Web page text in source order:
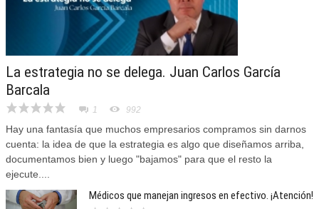
La estrategia no se delega. Juan Carlos García
Barcala
1 992
Hay una fantasía que muchos empresarios compramos sin darnos
cuenta: la idea de que la estrategia es algo que diseñamos arriba,
documentamos bien y luego "bajamos" para que el resto la
ejecute....
Médicos que manejan ingresos en efectivo. ¡Atención!